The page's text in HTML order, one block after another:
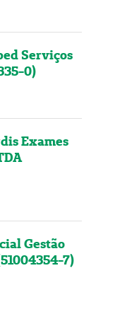
Serviços
0)
Exames
Gestão
7)